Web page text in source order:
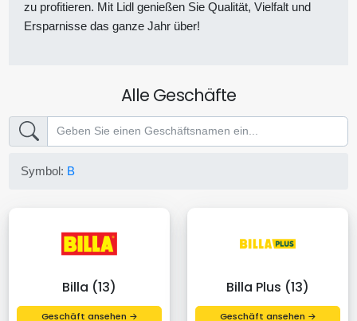
zu profitieren. Mit Lidl genießen Sie Qualität, Vielfalt und
Ersparnisse das ganze Jahr über!
Alle Geschäfte
Symbol: B
Billa (13)
Geschäft ansehen →
Billa Plus (13)
Geschäft ansehen →